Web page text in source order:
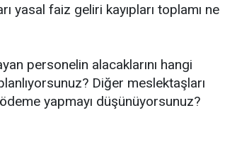
yasal faiz geliri kayıpları toplamı ne
personelin alacaklarını hangi
Diğer meslektaşları
yapmayı düşünüyorsunuz?